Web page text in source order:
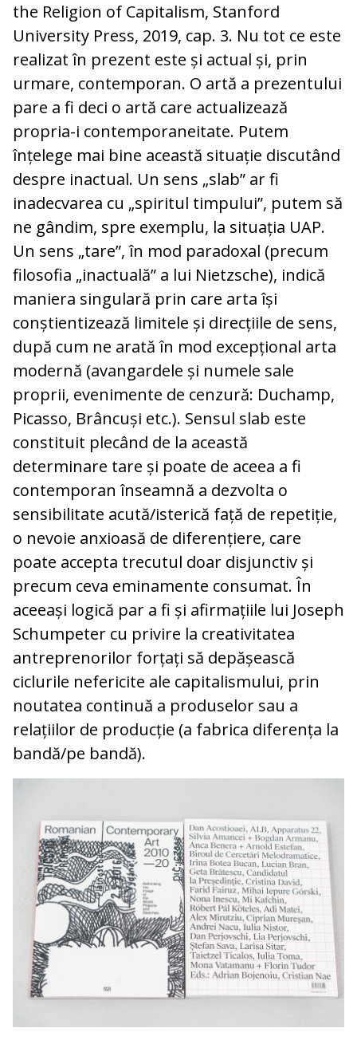
the Religion of Capitalism, Stanford
University Press, 2019, cap. 3. Nu tot ce este
realizat în prezent este și actual și, prin
urmare, contemporan. O artă a prezentului
pare a fi deci o artă care actualizează
propria-i contemporaneitate. Putem
înțelege mai bine această situație discutând
despre inactual. Un sens „slab” ar fi
inadecvarea cu „spiritul timpului”, putem să
ne gândim, spre exemplu, la situația UAP.
Un sens „tare”, în mod paradoxal (precum
filosofia „inactuală” a lui Nietzsche), indică
maniera singulară prin care arta își
conștientizează limitele și direcțiile de sens,
după cum ne arată în mod excepțional arta
modernă (avangardele și numele sale
proprii, evenimente de cenzură: Duchamp,
Picasso, Brâncuși etc.). Sensul slab este
constituit plecând de la această
determinare tare și poate de aceea a fi
contemporan înseamnă a dezvolta o
sensibilitate acută/isterică față de repetiție,
o nevoie anxioasă de diferențiere, care
poate accepta trecutul doar disjunctiv și
precum ceva eminamente consumat. În
aceeași logică par a fi și afirmațiile lui Joseph
Schumpeter cu privire la creativitatea
antreprenorilor forțați să depășească
ciclurile nefericite ale capitalismului, prin
noutatea continuă a produselor sau a
relațiilor de producție (a fabrica diferența la
bandă/pe bandă).